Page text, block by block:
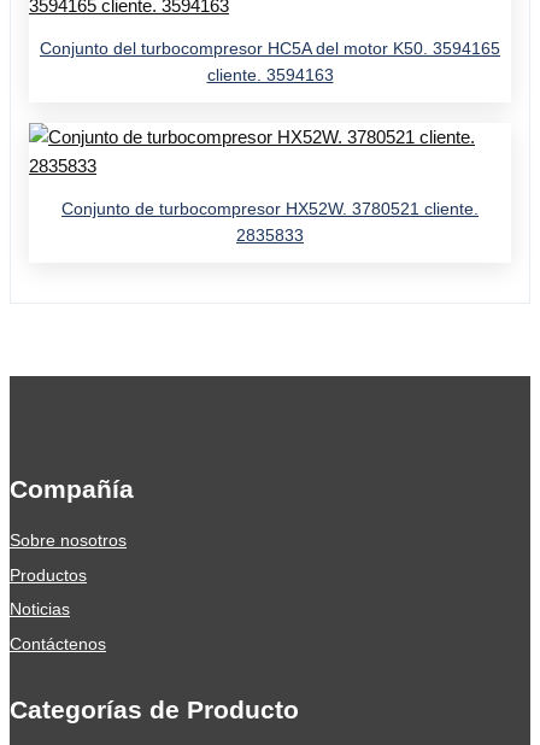
Conjunto del turbocompresor HC5A del motor K50. 3594165
cliente. 3594163
Conjunto de turbocompresor HX52W. 3780521 cliente.
2835833
Compañía
Sobre nosotros
Productos
Noticias
Contáctenos
Categorías de Producto